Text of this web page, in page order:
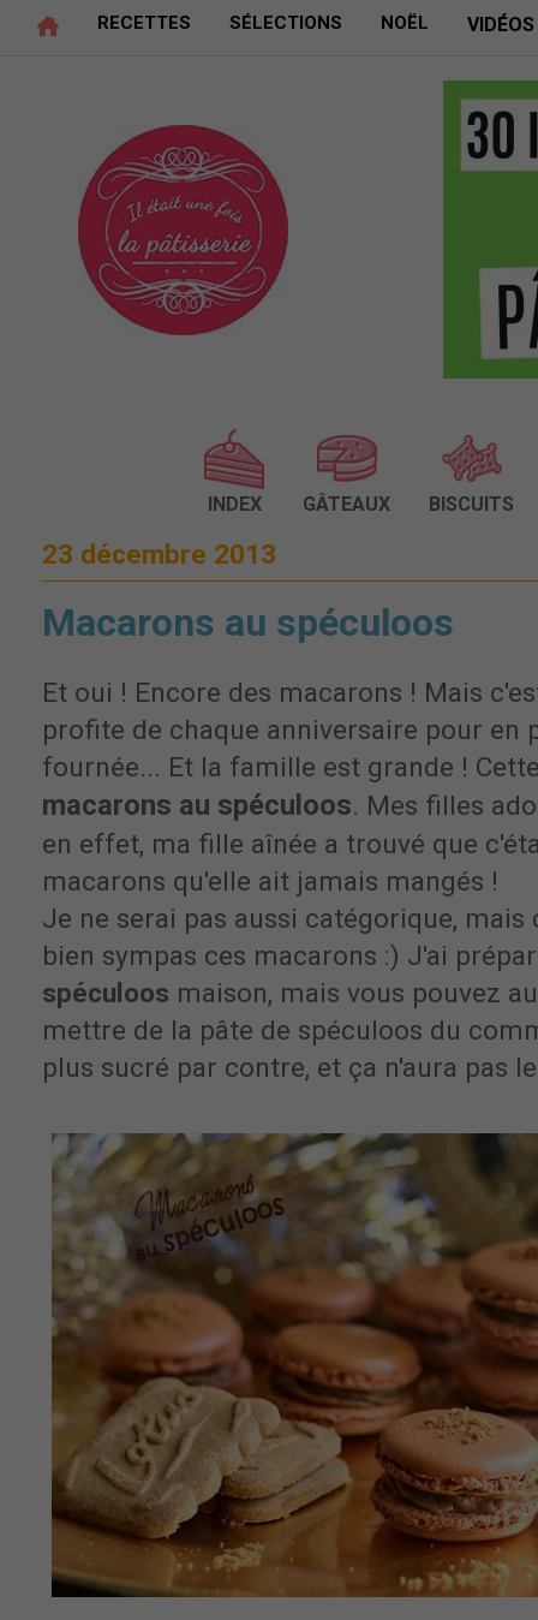
RECETTES SÉLECTIONS NOËL VIDÉOS
INDEX GÂTEAUX BISCUITS
23 décembre 2013
Macarons au spéculoos
Et oui ! Encore des macarons ! Mais
profite de chaque anniversaire pour en
fournée... Et la famille est grande !
macarons au spéculoos. Mes filles
en effet, ma fille aînée a trouvé que
macarons qu'elle ait jamais mangés !
Je ne serai pas aussi catégorique,
bien sympas ces macarons :) J'ai
spéculoos maison, mais vous pouvez
mettre de la pâte de spéculoos du
plus sucré par contre, et ça n'aura pas